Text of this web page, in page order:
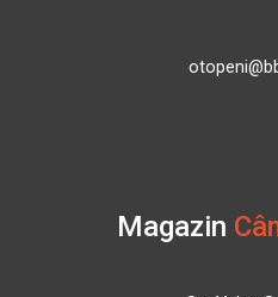
Magazin